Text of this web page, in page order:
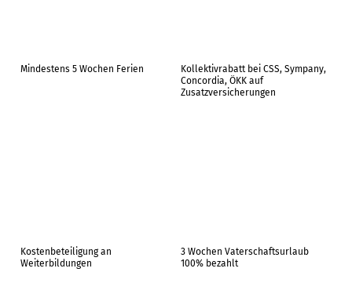
Mindestens 5 Wochen Ferien
Kollektivrabatt bei CSS, Sympany,
Concordia, ÖKK auf
Zusatzversicherungen
Kostenbeteiligung an
Weiterbildungen
3 Wochen Vaterschaftsurlaub
100% bezahlt